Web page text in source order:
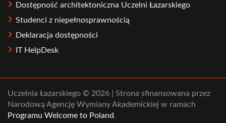
Dostępność architektoniczna Uczelni Łazarskiego
Studenci z niepełnosprawnością
Deklaracja dostępności
IT HelpDesk
Uczelnia Łazarskiego © 2026 | Strona sfinansowana przez
Narodową Agencję Wymiany Akademickiej w ramach
Programu Welcome to Poland.